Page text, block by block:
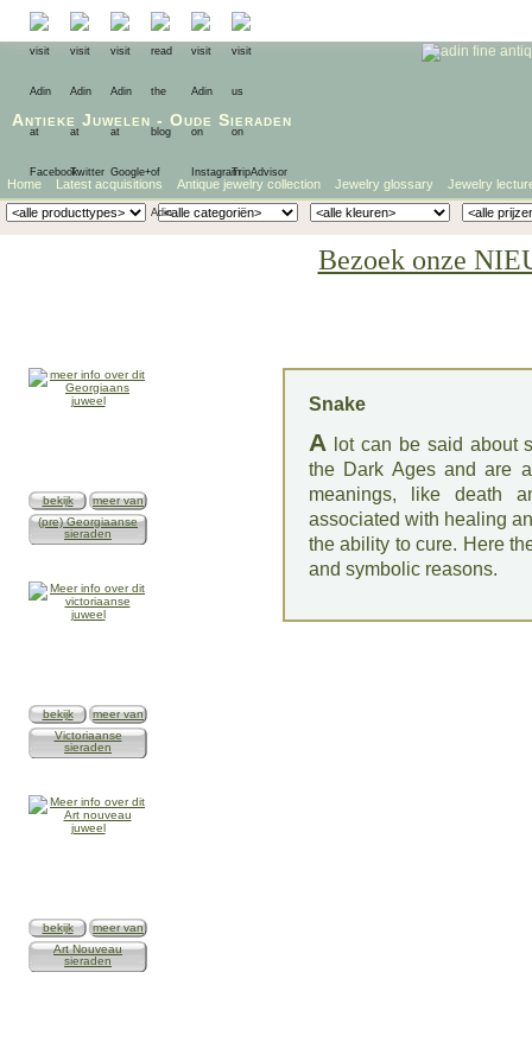
Antieke Juwelen - Oude Sieraden
Home Latest acquisitions Antique jewelry collection Jewelry glossary Jewelry
Bezoek onze
Snake
A lot can be said about
the Dark Ages and are
meanings, like death
associated with healing
the ability to cure. Here
and symbolic reasons.
bekijk
meer van
(pre) Georgiaanse
sieraden
bekijk
meer van
Victoriaanse
sieraden
bekijk
meer van
Art Nouveau
sieraden